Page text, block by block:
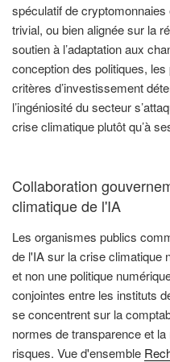
spéculatif de
trivial, ou bien alignée sur la
soutien à l’adaptation aux
conception des politiques,
critères d’investissement
l’ingéniosité du secteur
crise climatique plutôt qu’à
Collaboration
climatique de l'IA
Les organismes publics
de l'IA sur la crise climatique
et non une politique
conjointes entre les instituts
se concentrent sur la
normes de transparence et
risques. Vue d'ensemble